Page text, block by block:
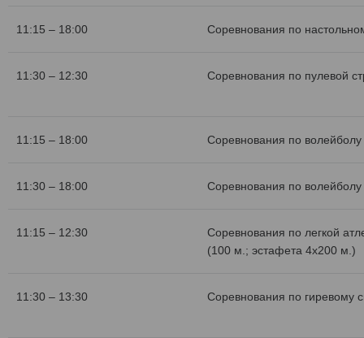
11:15 – 18:00 Соревнования по
11:30 – 12:30 Соревнования по пулевой
11:15 – 18:00 Соревнования по
11:30 – 18:00 Соревнования по
11:15 – 12:30
Соревнования по легкой
(100 м.; эстафета 4х200 м.)
11:30 – 13:30 Соревнования по гиревому